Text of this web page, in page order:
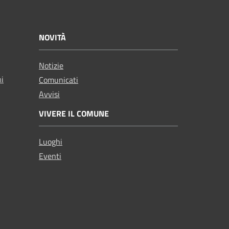
NOVITÀ
Notizie
Comunicati
Avvisi
VIVERE IL COMUNE
Luoghi
Eventi